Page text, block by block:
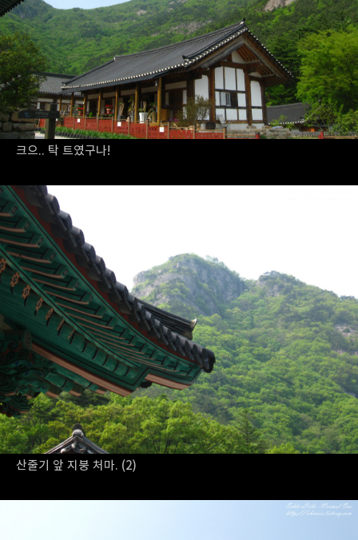
크으.. 탁 트였구나!
산줄기 앞 지붕 처마. (2)